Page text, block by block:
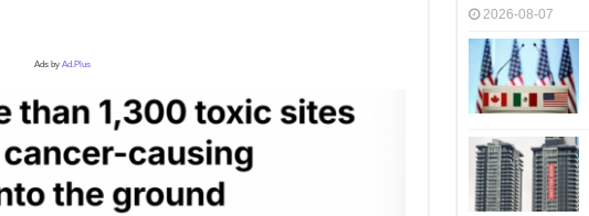
Ads by Ad.Plus
2026-08-07